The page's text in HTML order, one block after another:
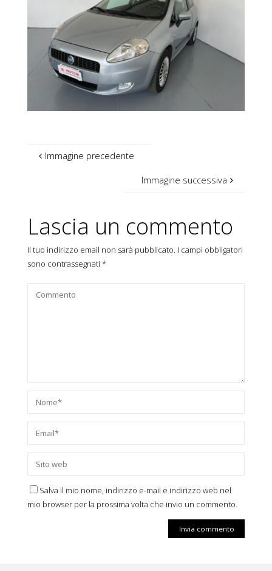
Immagine precedente
Immagine successiva
Lascia un commento
Il tuo indirizzo email non sarà pubblicato. I campi obbligatori
sono contrassegnati *
Salva il mio nome, indirizzo e-mail e indirizzo web nel
mio browser per la prossima volta che invio un commento.